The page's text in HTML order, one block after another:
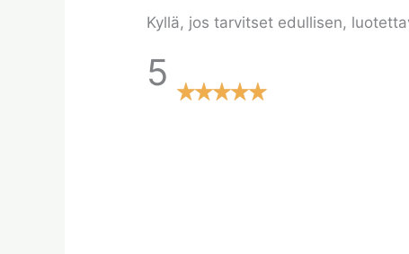
Kyllä, jos tarvitset edullisen,
5